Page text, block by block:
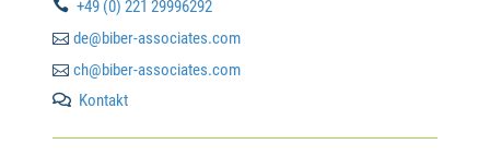
 +49 (0) 221 29996292
de@biber-associates.com
ch@biber-associates.com
 Kontakt